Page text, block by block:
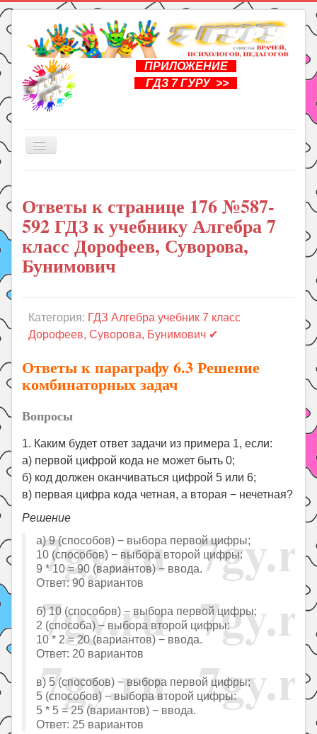
ПРИЛОЖЕНИЕ
ГДЗ 7 ГУРУ >>
Включить/
Книги
Рукоделие
Подготовка к школе
Уроки
Праздники
Летом!
Ответы к странице 176 №587-
592 ГДЗ к учебнику Алгебра 7
класс Дорофеев, Суворова,
Бунимович
Категория: ГДЗ Алгебра учебник 7 класс
Дорофеев, Суворова, Бунимович ✔
Ответы к параграфу 6.3 Решение
комбинаторных задач
Вопросы
1. Каким будет ответ задачи из примера 1, если:
а) первой цифрой кода не может быть 0;
б) код должен оканчиваться цифрой 5 или 6;
в) первая цифра кода четная, а вторая − нечетная?
Решение
а) 9 (способов) − выбора первой цифры;
10 (способов) − выбора второй цифры:
9 * 10 = 90 (вариантов) − ввода.
Ответ: 90 вариантов
б) 10 (способов) − выбора первой цифры;
2 (способа) − выбора второй цифры:
10 * 2 = 20 (вариантов) − ввода.
Ответ: 20 вариантов
в) 5 (способов) − выбора первой цифры;
5 (способов) − выбора второй цифры:
5 * 5 = 25 (вариантов) − ввода.
Ответ: 25 вариантов